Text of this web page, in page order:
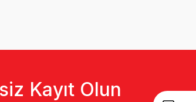
Kayıt Olun